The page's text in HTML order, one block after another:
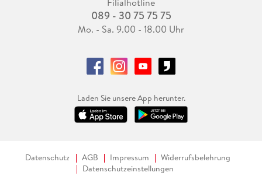
089 - 30 75 75 75
Mo. - Sa. 9.00 - 18.00 Uhr
Laden Sie unsere App herunter.
Datenschutz AGB Impressum
Widerrufsbelehrung
Datenschutzeinstellungen